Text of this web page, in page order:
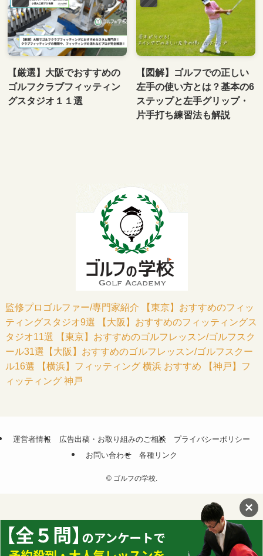
【厳選】大阪でおすすめの
ゴルフクラブフィッティン
グスタジオ１１選
【図解】ゴルフでの正しい
左手の使い方とは？基本の6
ステップと左手グリップ・
片手打ち練習法も解説
監修プロゴルファー/専門家紹介
【東京】おすすめのフィッ
ティングスタジオ9選
【大阪】おすすめのフィッティングス
タジオ11選
【東京】おすすめのゴルフレッスン/ゴルフスク
ール31選 【大阪】おすすめのゴルフレッスン/ゴルフスクー
ル16選
【横浜】フィッティング 横浜 おすすめ
【神戸】フ
ィッティング 神戸
運営者情報 広告出稿・お取り組みのご相談
プライバシーポリシー
お問い合わせ
各種リンク
©ゴルフの学校.
×